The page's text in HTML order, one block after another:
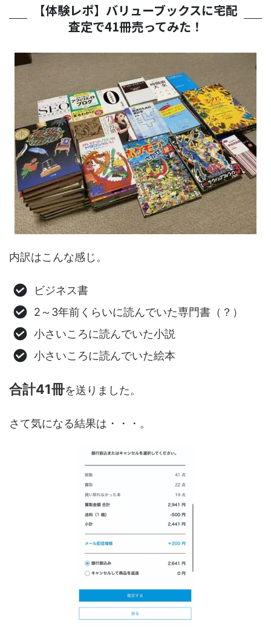
【体験レポ】バリューブックスに宅配
査定で41冊売ってみた！
内訳はこんな感じ。
ビジネス書
2～3年前くらいに読んでいた専門書（？）
小さいころに読んでいた小説
小さいころに読んでいた絵本
合計41冊を送りました。
さて気になる結果は・・・。